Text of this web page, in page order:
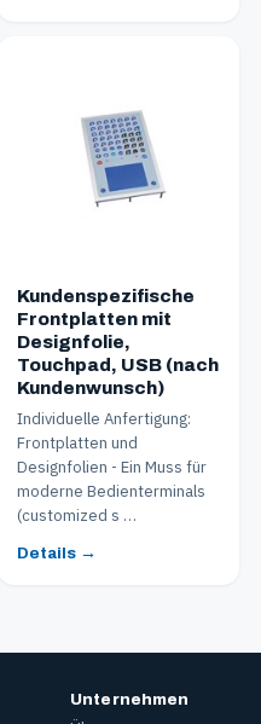
Kundenspezifische
Frontplatten mit
Designfolie,
Touchpad, USB (nach
Kundenwunsch)
Individuelle Anfertigung:
Frontplatten und
Designfolien - Ein Muss für
moderne Bedienterminals
(customized s …
Details →
Unternehmen